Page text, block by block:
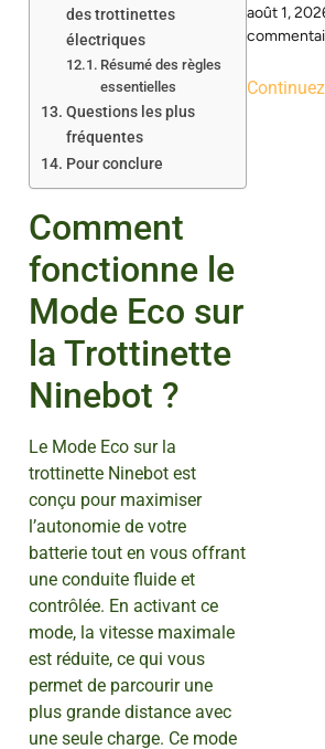
des trottinettes
électriques
Résumé des règles
essentielles
Questions les plus
fréquentes
Pour conclure
Comment
fonctionne le
Mode Eco sur
la Trottinette
Ninebot ?
Le Mode Eco sur la
trottinette Ninebot est
conçu pour maximiser
l’autonomie de votre
batterie tout en vous offrant
une conduite fluide et
contrôlée. En activant ce
mode, la vitesse maximale
est réduite, ce qui vous
permet de parcourir une
plus grande distance avec
une seule charge. Ce mode
août 1,